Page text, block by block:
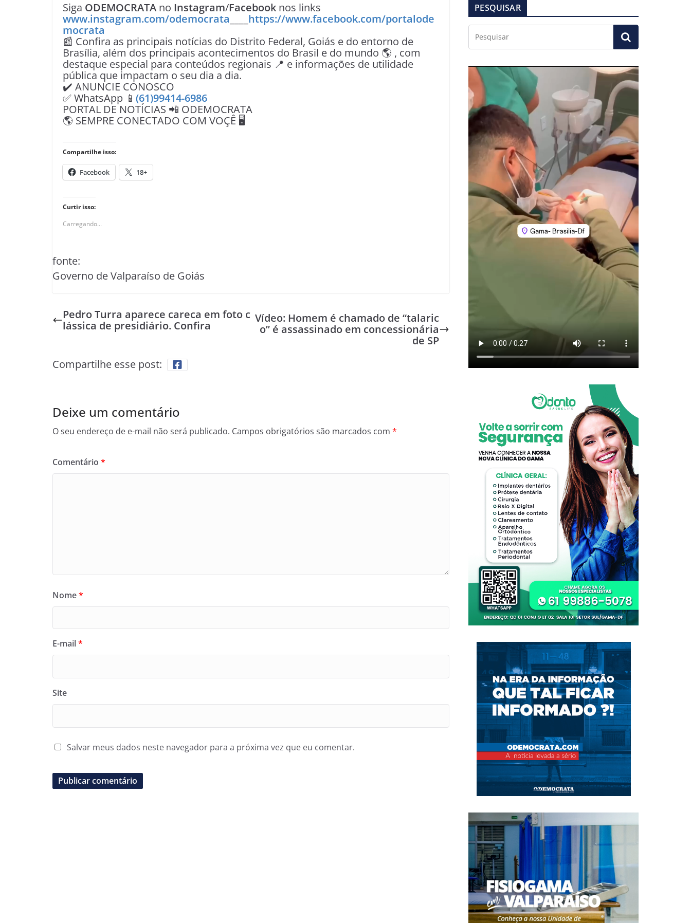
Siga ODEMOCRATA no Instagram/Facebook nos links
www.instagram.com/odemocrata
https://www.facebook.com/portalode
mocrata
📰 Confira as principais notícias do Distrito Federal, Goiás e do entorno de
Brasília, além dos principais acontecimentos do Brasil e do mundo 🌎 , com
destaque especial para conteúdos regionais 📍 e informações de utilidade
pública que impactam o seu dia a dia.
✔️ ANUNCIE CONOSCO
✅ WhatsApp 📱 (61)99414-6986
PORTAL DE NOTÍCIAS 📲 ODEMOCRATA
🌎 SEMPRE CONECTADO COM VOÇÊ 🖥️
Compartilhe isso:
Facebook 18+
Curtir isso:
Carregando...
fonte:
Governo de Valparaíso de Goiás
Pedro Turra aparece careca em foto c
lássica de presidiário. Confira
Vídeo: Homem é chamado de “talaric
o” é assassinado em concessionária
de SP
Compartilhe esse post:
Deixe um comentário
O seu endereço de e-mail não será publicado. Campos obrigatórios são marcados com *
Comentário *
Nome*
E-mail*
Site
Salvar meus dados neste navegador para a próxima vez que eu comentar.
PESQUISAR